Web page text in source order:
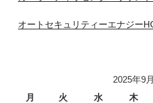
オートセキュリティーエナジー
2025年9月
月
火 水 木